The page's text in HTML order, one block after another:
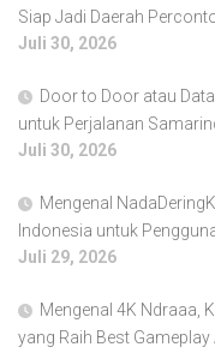
Siap Jadi Daerah
Juli 30, 2026
Door to Door atau
untuk Perjalanan
Juli 30, 2026
Mengenal
Indonesia untuk
Juli 29, 2026
Mengenal 4K Ndraaa,
yang Raih Best